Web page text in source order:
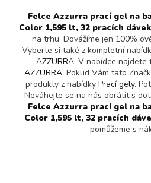
Felce Azzurra prací gel na
Color 1,595 lt, 32 pracích dávek
na trhu. Dovážíme jen 100%
Vyberte si také z kompletní
AZZURRA. V nabídce najdete
AZZURRA. Pokud Vám tato
produkty z nabídky Prací gely.
Neváhejte se na nás obrátit s
Felce Azzurra prací gel na
Color 1,595 lt, 32 pracích
pomůžeme s